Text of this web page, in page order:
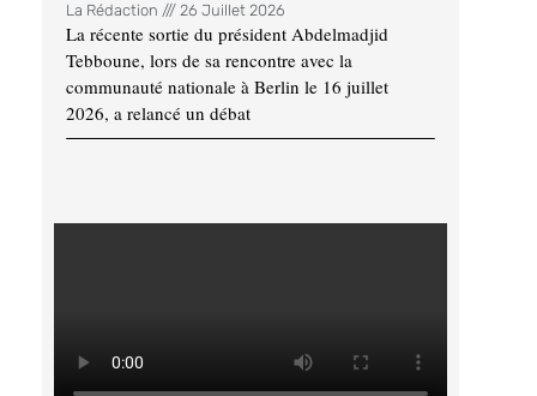
La Rédaction 26 Juillet 2026
La récente sortie du président Abdelmadjid
Tebboune, lors de sa rencontre avec la
communauté nationale à Berlin le 16 juillet
2026, a relancé un débat